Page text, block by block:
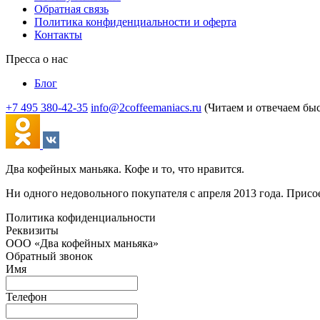
Обратная связь
Политика конфиденциальности и оферта
Контакты
Пресса о нас
Блог
+7 495 380-42-35 info@2coffeemaniacs.ru (Читаем и отвечаем
Два кофейных маньяка. Кофе и то, что нравится.
Ни одного недовольного покупателя с апреля 2013 года.
Политика кофиденциальности
Реквизиты
ООО «Два кофейных маньяка»
Обратный звонок
Имя
Телефон